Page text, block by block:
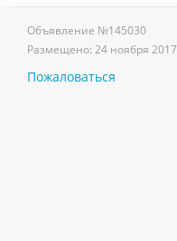
Объявление №145030
Размещено: 24 ноября 2017
Пожаловаться